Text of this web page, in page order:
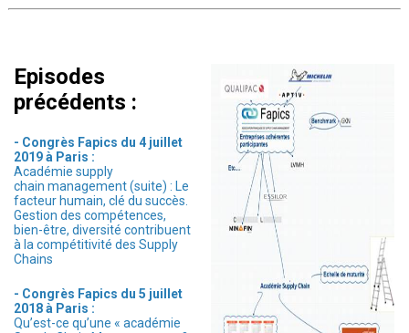
Episodes
précédents :
- Congrès Fapics du 4 juillet
2019 à Paris :
Académie supply
chain management (suite) : Le
facteur humain, clé du succès.
Gestion des compétences,
bien-être, diversité contribuent
à la compétitivité des Supply
Chains
- Congrès Fapics du 5 juillet
2018 à Paris :
Qu’est-ce qu’une « académie